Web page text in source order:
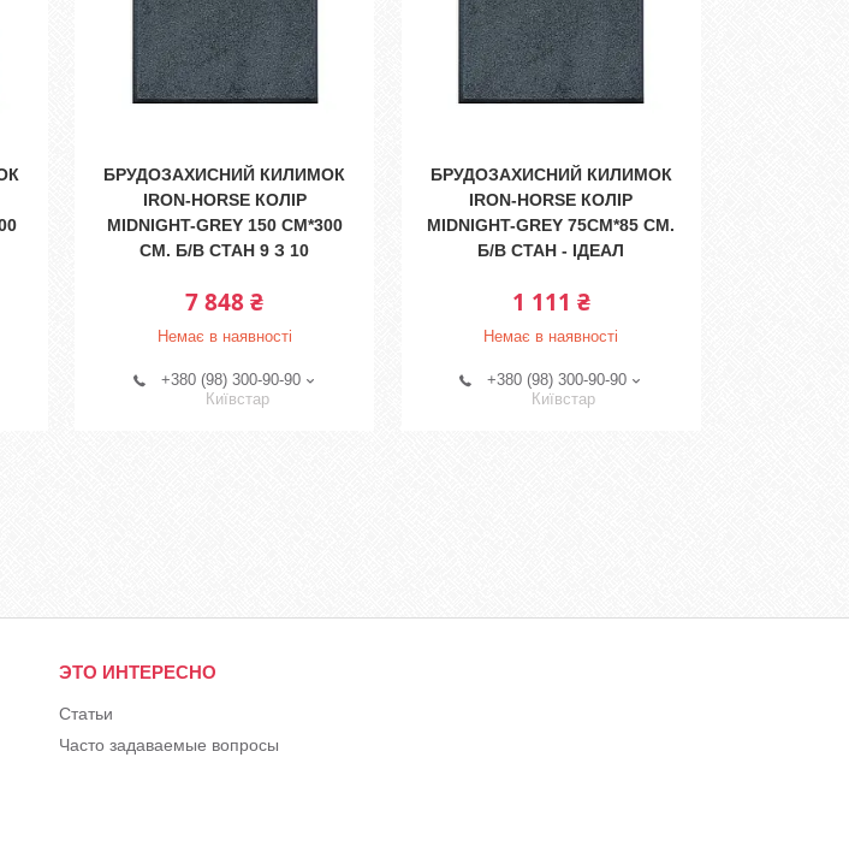
БРУДОЗАХИСНИЙ КИЛИМОК
IRON-HORSE КОЛІР
MIDNIGHT-GREY 150 СМ*300
СМ. Б/В СТАН 9 З 10
7 848 ₴
Немає в наявності
+380 (98) 300-90-90
Київстар
БРУДОЗАХИСНИЙ КИЛИМОК
IRON-HORSE КОЛІР
MIDNIGHT-GREY 75СМ*85 СМ.
Б/В СТАН - ІДЕАЛ
1 111 ₴
Немає в наявності
+380 (98) 300-90-90
Київстар
ЭТО ИНТЕРЕСНО
Статьи
Часто задаваемые вопросы